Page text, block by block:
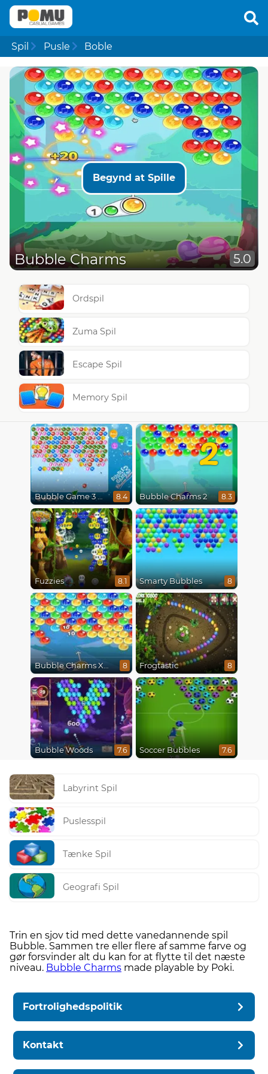
Spil Pusle Boble
Begynd at Spille
Bubble Charms 5.0
Ordspil
Zuma Spil
Escape Spil
Memory Spil
Bubble Game 3 Christmas 8.4
2
Bubble Charms 2 8.3
Fuzzies 8.1 Smarty Bubbles 8
Bubble Charms Xmas 8 Frogtastic 8
Bubble Woods 7.6 Soccer Bubbles 7.6
Labyrint Spil
Puslesspil
Tænke Spil
Geografi Spil
Trin en sjov tid med dette vanedannende spil
Bubble. Sammen tre eller flere af samme farve og
gør forsvinder alt du kan for at flytte til det næste
niveau. Bubble Charms made playable by Poki.
Fortrolighedspolitik
Kontakt